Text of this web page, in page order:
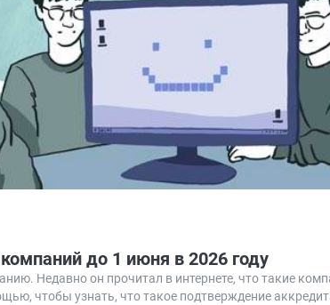
до 1 июня в 2026 году
Недавно он прочитал в интернете, что такие
чтобы узнать, что такое подтверждение